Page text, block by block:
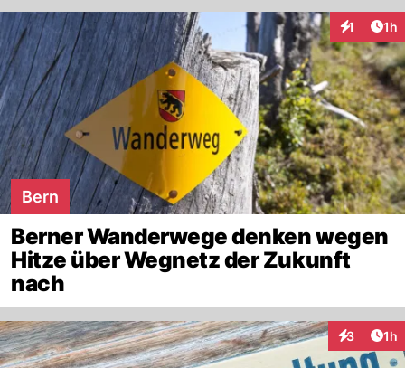
1 1h
Bern
Berner Wanderwege denken wegen
Hitze über Wegnetz der Zukunft
nach
3 1h